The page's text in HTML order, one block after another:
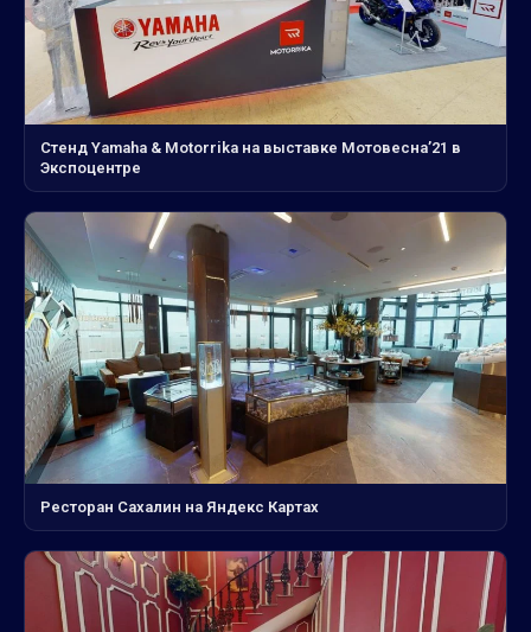
Стенд Yamaha & Motorrika на выставке Мотовесна’21 в
Экспоцентре
Ресторан Сахалин на Яндекс Картах